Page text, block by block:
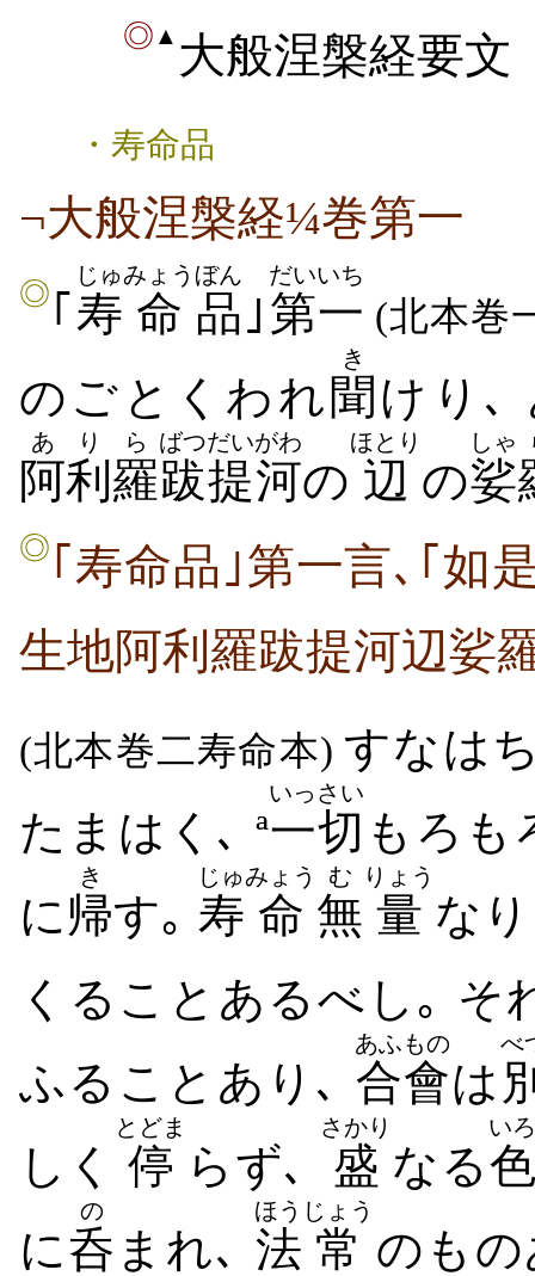
◎ ▲ 大般涅槃経要文
・寿命品
¬大般涅槃経¼巻第一
◎ ｢ 寿
じゅ
命
みょう
品
ぼん
｣ 第一
だいいち
(北本巻
のごとくわれ 聞
き
けり､
阿利
あり
羅
ら
跋提
ばつだい
河
がわ
の 辺
ほとり
の娑
しゃ
◎ ｢寿命品｣第一言､｢如
生地阿利羅跋提河辺娑
(北本巻二寿命本) すなは
たまはく､ ª一切
いっさい
もろも
に帰
き
す｡ 寿
じゅ
命
みょう
無
む
量
りょう
な
くることあるべし｡ そ
ふることあり､ 合會
あふもの
は
べ
しく 停
とどま
らず､ 盛
さかり
なる色
いろ
に呑
の
まれ､ 法
ほう
常
じょう
のも